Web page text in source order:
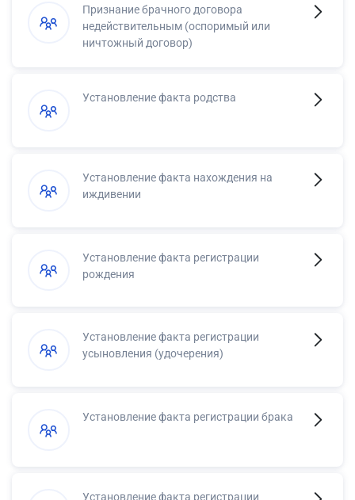
Признание брачного договора
недействительным (оспоримый или
ничтожный договор)
Установление факта родства
Установление факта нахождения на
иждивении
Установление факта регистрации
рождения
Установление факта регистрации
усыновления (удочерения)
Установление факта регистрации брака
Установление факта регистрации